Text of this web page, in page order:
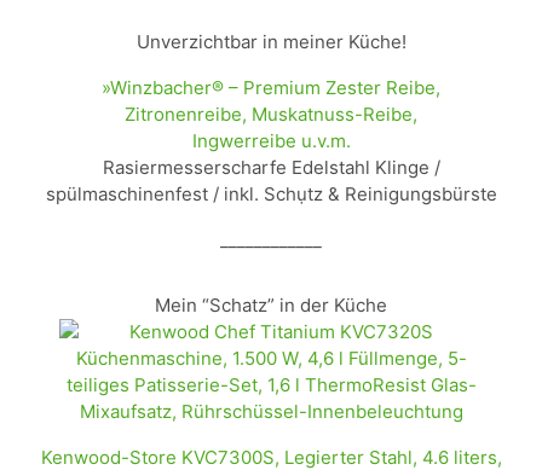
Unverzichtbar in meiner Küche!
»Winzbacher® – Premium Zester Reibe,
Zitronenreibe, Muskatnuss-Reibe,
Ingwerreibe u.v.m.
Rasiermesserscharfe Edelstahl Klinge /
spülmaschinenfest / inkl. Schụtz & Reinigungsbürste
Mein “Schatz” in der Küche
Kenwood-Store KVC7300S, Legierter Stahl, 4.6 liters,